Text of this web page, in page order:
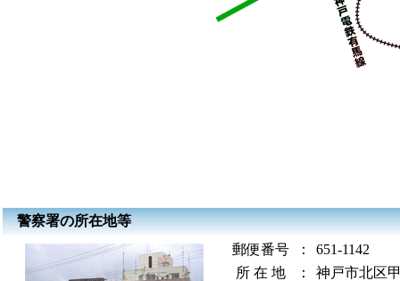
警察署の所在地等
郵便番号
：
651-1142
所 在 地
：
神戸市北区